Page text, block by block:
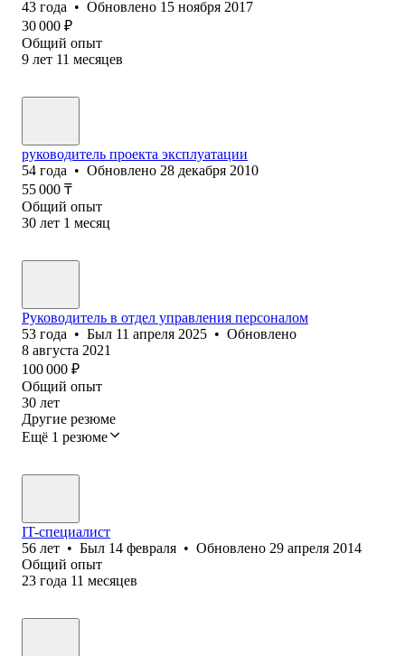
43 года • Обновлено 15 ноября 2017
30 000 ₽
Общий опыт
9 лет 11 месяцев
руководитель проекта эксплуатации
54 года • Обновлено 28 декабря 2010
55 000 ₸
Общий опыт
30 лет 1 месяц
Руководитель в отдел управления персоналом
53 года • Был 11 апреля 2025 • Обновлено
8 августа 2021
100 000 ₽
Общий опыт
30 лет
Другие резюме
Ещё 1 резюме
IT-специалист
56 лет • Был 14 февраля • Обновлено 29 апреля 2014
Общий опыт
23 года 11 месяцев